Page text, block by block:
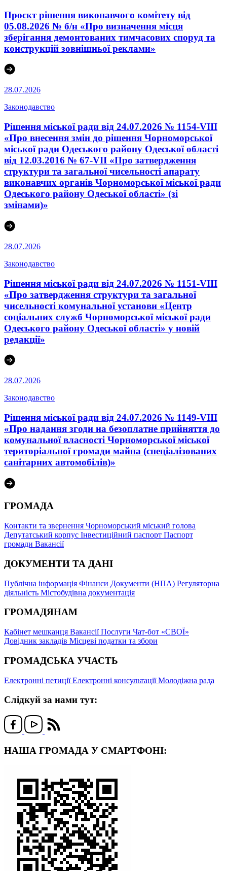
Проєкт рішення виконавчого комітету від
05.08.2026 № б/н «Про визначення місця
зберігання демонтованих тимчасових споруд та
конструкцій зовнішньої реклами»
28.07.2026
Законодавство
Рішення міської ради від 24.07.2026 № 1154-VIII
«Про внесення змін до рішення Чорноморської
міської ради Одеського району Одеської області
від 12.03.2016 № 67-VІI «Про затвердження
структури та загальної чисельності апарату
виконавчих органів Чорноморської міської ради
Одеського району Одеської області» (зі
змінами)»
28.07.2026
Законодавство
Рішення міської ради від 24.07.2026 № 1151-VIII
«Про затвердження структури та загальної
чисельності комунальної установи «Центр
соціальних служб Чорноморської міської ради
Одеського району Одеської області» у новій
редакції»
28.07.2026
Законодавство
Рішення міської ради від 24.07.2026 № 1149-VIII
«Про надання згоди на безоплатне прийняття до
комунальної власності Чорноморської міської
територіальної громади майна (спеціалізованих
санітарних автомобілів)»
ГРОМАДА
Контакти та звернення Чорноморський міський голова
Депутатський корпус Інвестиційний паспорт Паспорт
громади Вакансії
ДОКУМЕНТИ ТА ДАНІ
Публічна інформація Фінанси Документи (НПА) Регуляторна
діяльність Містобудівна документація
ГРОМАДЯНАМ
Кабінет мешканця ВакансіїПослуги Чат-бот «СВОЇ»
Довідник закладів Місцеві податки та збори
ГРОМАДСЬКА УЧАСТЬ
Електронні петиціїЕлектронні консультаціїМолодіжна рада
Слідкуй за нами тут:
НАША ГРОМАДА У СМАРТФОНІ: